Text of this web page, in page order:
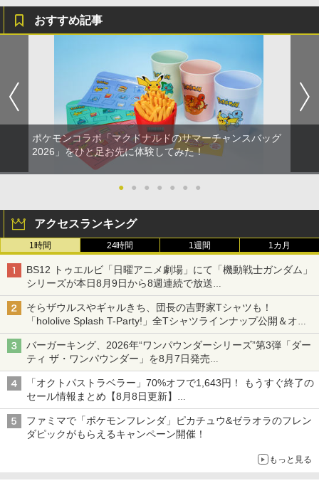
(オリジナル特典:オリジナル巾着＋メー
り来たる！スタジオ描き下ろしイラスト
￥10,780
4
劇場版「鬼滅の刃」無限城編 第一章 猗
窩座再来 完全生産限定版 [Blu-ray]
￥8,698
5
『映画 ラブライブ！蓮ノ空女学院スクー
ルアイドルクラブ Bloom Garden Part
y』Blu-ray（特装限定版）
￥8,589
おすすめ記事
ポケモンコラボ「マクドナルドのサマーチャンスバッグ
2026」をひと足お先に体験してみた！
● ● ● ● ● ● ●
アクセスランキング
1時間 24時間 1週間 1カ月
BS12 トゥエルビ「日曜アニメ劇場」にて「機動戦士ガンダム」
シリーズが本日8月9日から8週連続で放送
初回は「機動戦士ガンダム【HDリマスター版】」
そらザウルスやギャルきち、団長の吉野家Tシャツも！
「hololive Splash T-Party!」全Tシャツラインナップ公開＆オン
ライン販売開始
バーガーキング、2026年“ワンパウンダーシリーズ”第3弾「ダー
ティ ザ・ワンパウンダー」を8月7日発売
「特製ガーリックマヨソース」を使用した超大型チーズバーガー
「オクトパストラベラー」70%オフで1,643円！ もうすぐ終了の
セール情報まとめ【8月8日更新】
ニンテンドーeショップでは「大神 絶景版」が67%オフで990円
ファミマで「ポケモンフレンダ」ピカチュウ&ゼラオラのフレン
ダピックがもらえるキャンペーン開催！
もっと見る